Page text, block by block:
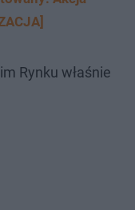
Rynku właśnie